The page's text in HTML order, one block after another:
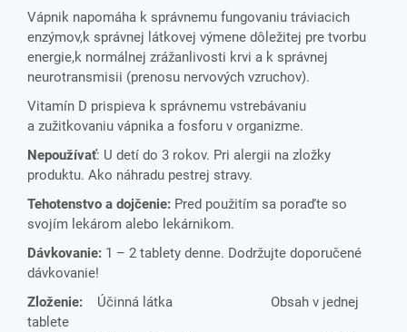
Vápnik napomáha k správnemu fungovaniu tráviacich
enzýmov,k správnej látkovej výmene dôležitej pre tvorbu
energie,k normálnej zrážanlivosti krvi a k správnej
neurotransmisii (prenosu nervových vzruchov).
Vitamín D prispieva k správnemu vstrebávaniu
a zužitkovaniu vápnika a fosforu v organizme.
Nepoužívať: U detí do 3 rokov. Pri alergii na zložky
produktu. Ako náhradu pestrej stravy.
Tehotenstvo a dojčenie: Pred použitím sa poraďte so
svojím lekárom alebo lekárnikom.
Dávkovanie: 1 – 2 tablety denne. Dodržujte doporučené
dávkovanie!
Zloženie: Účinná látka Obsah v jednej
tablete